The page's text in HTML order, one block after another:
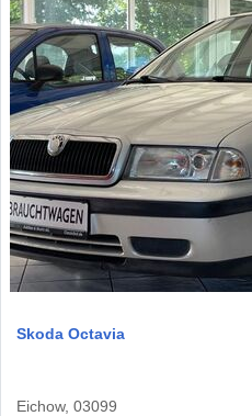
Skoda Octavia
Eichow, 03099